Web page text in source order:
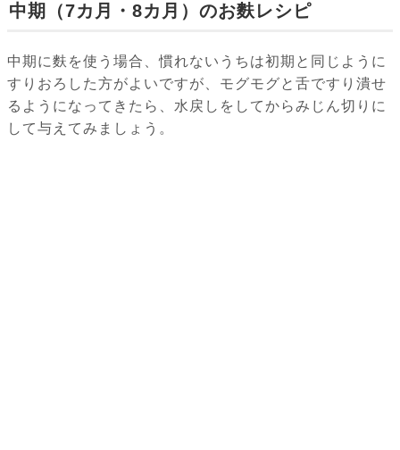
中期（7カ月・8カ月）のお麩レシピ
中期に麩を使う場合、慣れないうちは初期と同じように
すりおろした方がよいですが、モグモグと舌ですり潰せ
るようになってきたら、水戻しをしてからみじん切りに
して与えてみましょう。